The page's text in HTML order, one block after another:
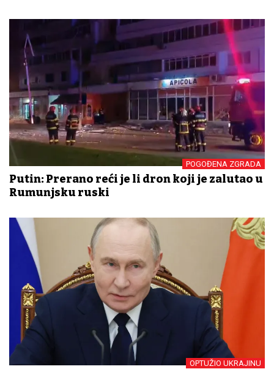
POGOĐENA ZGRADA
Putin: Prerano reći je li dron koji je zalutao u
Rumunjsku ruski
OPTUŽIO UKRAJINU